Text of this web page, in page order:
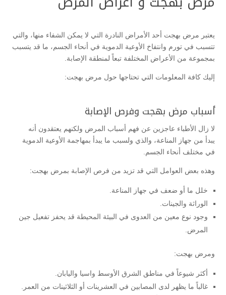
يعتبر مرض بهجت أحد الأمراض النادرة التي لا يمكن الشفاء منها، والتي
تتسبب في تورم وانتفاخ الأوعية الدموية في أنحاء الجسم، ما قد يتسبب
بمجموعة من الأعراض المختلفة تبعاً لمنطقة الإصابة.
إليك كافة المعلومات التي تحتاجها حول مرض بهجت:
أسباب مرض بهجت وفرص الإصابة
لا زال الأطباء عاجزين عن فهم أسباب المرض ولكنهم يعتقدون أنه
يبدأ من جهاز المناعة، والذي ولسبب ما يبدأ بمهاجمة الأوعية الدموية
في مختلف أنحاء الجسم.
وهذه بعض العوامل التي قد تزيد من فرص الإصابة بمرض بهجت:
خلل ما أو ضعف في جهاز المناعة.
الوراثة والجينات.
وجود نوع معين من العدوى في البيئة المحيطة قد يحفز تفعيل جين
المرض.
ومرض بهجت:
أكثر شيوعاً في مناطق الشرق الأوسط واسيا واليابان.
غالباً ما يظهر لدى المصابين في العشرينات أو الثلاثينات من العمر.